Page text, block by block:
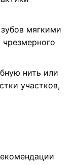
мягкими
нить или
участков,